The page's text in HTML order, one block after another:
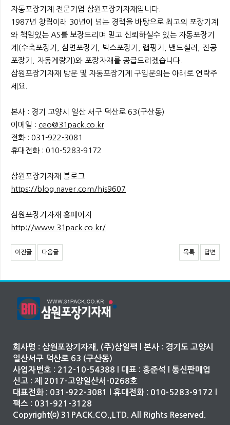
자동포장기계 전문기업 삼원포장기자재입니다.
1987년 창립이래 30년이 넘는 경력을 바탕으로 최고의 포장기계
와 책임있는 AS를 보장드리며 믿고 신뢰하실수 있는 자동포장기
계(수축포장기, 삼면포장기, 박스포장기, 랩핑기, 밴드실러, 진공
포장기, 자동계량기)와 포장자재를 공급드리겠습니다.
삼원포장기자재 방문 및 자동포장기계 구입문의는 아래로 연락주
세요.
본사 : 경기 고양시 일산 서구 덕산로 63(구산동)
이메일 : ceo@31pack.co.kr
전화 : 031-922-3081
휴대전화 : 010-5283-9172
삼원포장기자재 블로그
https://blog.naver.com/hjs9607
삼원포장기자재 홈페이지
http://www.31pack.co.kr/
이전글 다음글 목록 답변
회사명 : 삼원포장기자재, (주)삼일팩 l 본사 : 경기도 고양시
일산서구 덕산로 63 (구산동)
사업자번호 : 212-10-54388 l 대표 : 홍준석 l 통신판매업
신고 : 제 2017-고양일산서-0268호
대표전화 : 031-922-3081 l 휴대전화 : 010-5283-9172 l
팩스 : 031-921-3128
Copyright⒞ 31PACK.CO.,LTD. All Rights Reserved.